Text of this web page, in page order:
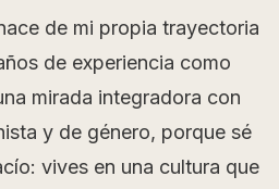
de mi propia trayectoria
de experiencia como
mirada integradora con
y de género, porque sé
vives en una cultura que